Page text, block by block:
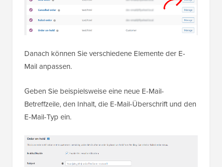
Danach können Sie verschiedene Elemente der E-
Mail anpassen.
Geben Sie beispielsweise eine neue E-Mail-
Betreffzeile, den Inhalt, die E-Mail-Überschrift und den
E-Mail-Typ ein.